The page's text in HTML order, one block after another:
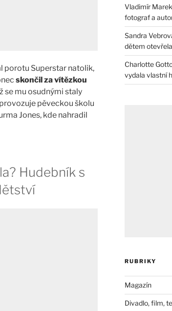
porotu Superstar natolik,
skončil za vítězkou
se mu osudnými staly
pěveckou školu
Jones, kde nahradil
Hudebník s
Vladimír
fotograf a
Sandra
dětem
Charlotte
vydala vlastní
RUBRIKY
Magazín
Divadlo, film,